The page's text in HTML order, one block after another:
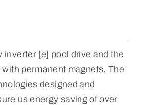
inverter [e] pool drive and the
permanent magnets. The
designed and
us energy saving of over